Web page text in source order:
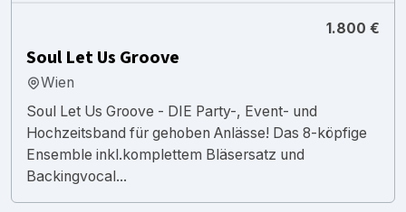
1.800 €
Soul Let Us Groove
Wien
Soul Let Us Groove - DIE Party-, Event- und
Hochzeitsband für gehoben Anlässe! Das 8-köpfige
Ensemble inkl.komplettem Bläsersatz und
Backingvocal...